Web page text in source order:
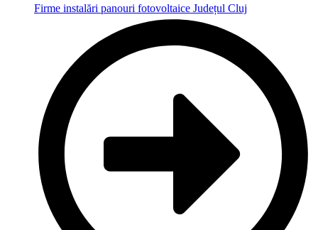
Firme instalări panouri fotovoltaice Județul Cluj